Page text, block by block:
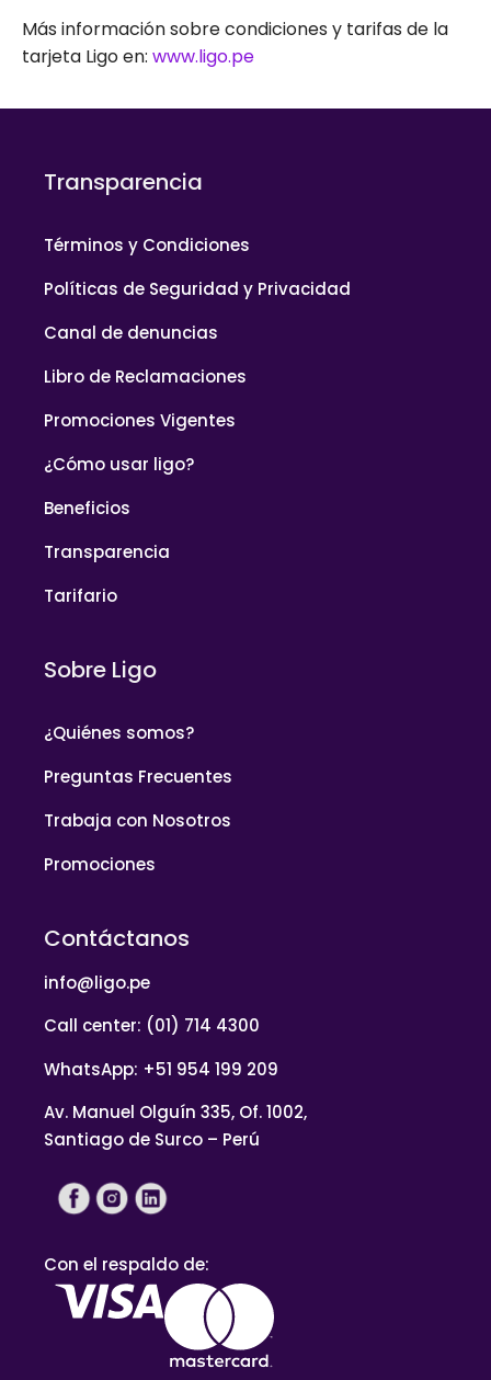
Más información sobre condiciones y tarifas de la
tarjeta Ligo en: www.ligo.pe
Transparencia
Términos y Condiciones
Políticas de Seguridad y Privacidad
Canal de denuncias
Libro de Reclamaciones
Promociones Vigentes
¿Cómo usar ligo?
Beneficios
Transparencia
Tarifario
Sobre Ligo
¿Quiénes somos?
Preguntas Frecuentes
Trabaja con Nosotros
Promociones
Contáctanos
info@ligo.pe
Call center: (01) 714 4300
WhatsApp: +51 954 199 209
Av. Manuel Olguín 335, Of. 1002,
Santiago de Surco – Perú
Con el respaldo de: